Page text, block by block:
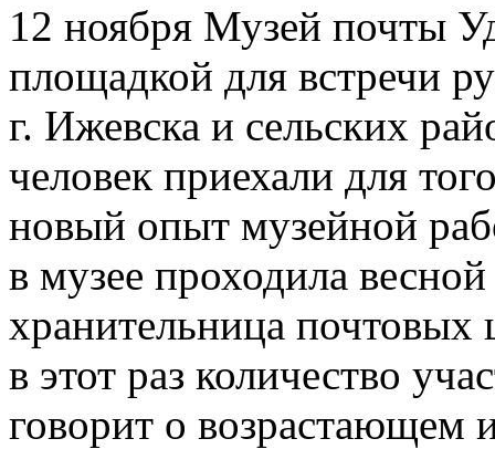
12 ноября Музей почты
площадкой для встречи
г. Ижевска и сельских
человек приехали для
новый опыт музейной
в музее проходила
хранительница почтовых
в этот раз количество
говорит о возрастающем